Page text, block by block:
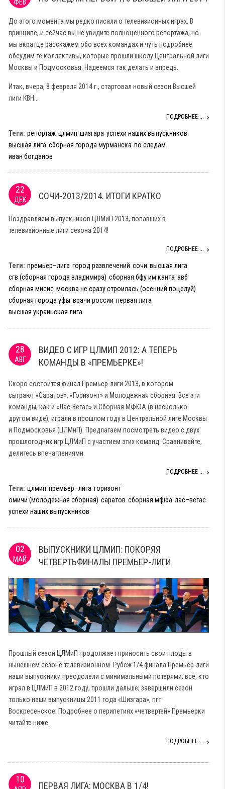
ФЕВ
До этого момента мы редко писали о телевизионных играх. В
принципе, и сейчас вы не увидите полноценного репортажа, но
мы вкратце расскажем обо всех командах и чуть подробнее
обсудим те коллективы, которые прошли школу Центральной лиги
Москвы и Подмосковья. Надеемся так делать и впредь.
Итак, вчера, 8 февраля 2014 г., стартовал новый сезон Высшей
лиги КВН...
ПОДРОБНЕЕ ...
Теги: репортаж цлмип шизгара успехи наших выпускников
высшая лига сборная города мурманска по следам
иван богданов
22
ДЕК СОЧИ-2013/2014. ИТОГИ КРАТКО
Поздравляем выпускников ЦЛМиП 2013, попавших в
телевизионные лиги сезона 2014!
ПОДРОБНЕЕ ...
Теги: премьер–лига город развлечений сочи высшая лига
сгв (сборная города владимира) сборная бфу им канта авб
сборная мисис москва не сразу строилась (осенний поцелуй)
сборная города уфы врачи россии первая лига
высшая украинская лига
28
АВГ
ВИДЕО С ИГР ЦЛМИП 2012: А ТЕПЕРЬ
КОМАНДЫ В «ПРЕМЬЕРКЕ»!
Скоро состоится финал Премьер-лиги 2013, в котором
сыграют «Саратов», «Горизонт» и Молодежная сборная. Все эти
команды, как и «Лас-Вегас» и Сборная МФЮА (в несколько
другом виде), играли в прошлом году в Центральной лиге Москвы
и Подмосковья (ЦЛМиП). Предлагаем посмотреть видео с двух
прошлогодних игр ЦЛМиП с участием этих команд. Сравнивайте,
делитесь впечатлениями.
ПОДРОБНЕЕ ...
Теги: цлмип премьер–лига горизонт
омичи (молодежная сборная) саратов сборная мфюа лас–вегас
успехи наших выпускников
02
МАЙ
ВЫПУСКНИКИ ЦЛМИП: ПОКОРЯЯ
ЧЕТВЕРТЬФИНАЛЫ ПРЕМЬЕР-ЛИГИ
Прошлый сезон ЦЛМиП продолжает приносить свои плоды в
нынешнем сезоне телевизионном. Рубеж 1/4 финала Премьер-лиги
наши выпускники преодолели с минимальными потерями: все, кто
играл в ЦЛМиП в 2012 году, прошли дальше; завершили сезон
только наши выпускницы 2011 года «Шизгара», пгт
Воскресенское. Подробнее о перипетиях «четвертей» Премьерки
читайте ниже.
ПОДРОБНЕЕ ...
10
ПЕРВАЯ ЛИГА: МОСКВА В 1/4!